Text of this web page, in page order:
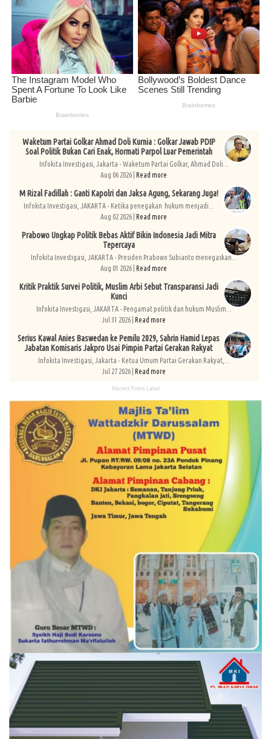
Waketum Partai Golkar Ahmad Doli Kurnia : Golkar Jawab PDIP
Soal Politik Bukan Cari Enak, Hormati Parpol Luar Pemerintah
Infokita Investigasi, Jakarta - Waketum Partai Golkar, Ahmad Doli...
Aug 06 2026 | Read more
M Rizal Fadillah : Ganti Kapolri dan Jaksa Agung, Sekarang Juga!
Infokita Investigasi, JAKARTA - Ketika penegakan hukum menjadi...
Aug 02 2026 | Read more
Prabowo Ungkap Politik Bebas Aktif Bikin Indonesia Jadi Mitra
Tepercaya
Infokita Investigasi, JAKARTA - Presiden Prabowo Subianto menegaskan...
Aug 01 2026 | Read more
Kritik Praktik Survei Politik, Muslim Arbi Sebut Transparansi Jadi
Kunci
Infokita Investigasi, JAKARTA - Pengamat politik dan hukum Muslim...
Jul 31 2026 | Read more
Serius Kawal Anies Baswedan ke Pemilu 2029, Sahrin Hamid Lepas
Jabatan Komisaris Jakpro Usai Pimpin Partai Gerakan Rakyat
Infokita Investigasi, Jakarta - Ketua Umum Partai Gerakan Rakyat,...
Jul 27 2026 | Read more
Recent Posts Label